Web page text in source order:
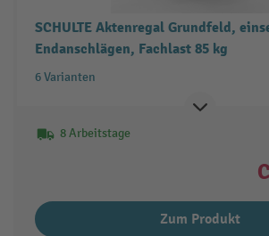
SCHULTE Aktenregal Grundfeld,
Endanschlägen, Fachlast 85 kg
6 Varianten
8 Arbeitstage
Zum Produkt